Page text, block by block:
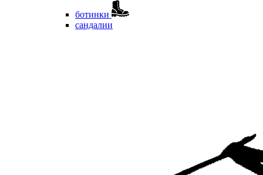
ботинки
сандалии